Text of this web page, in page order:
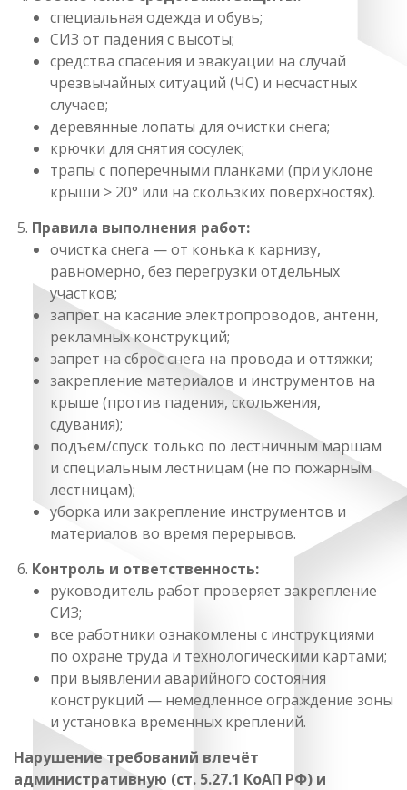
специальная одежда и обувь;
СИЗ от падения с высоты;
средства спасения и эвакуации на случай
чрезвычайных ситуаций (ЧС) и несчастных
случаев;
деревянные лопаты для очистки снега;
крючки для снятия сосулек;
трапы с поперечными планками (при уклоне
крыши > 20° или на скользких поверхностях).
Правила выполнения работ:
очистка снега — от конька к карнизу,
равномерно, без перегрузки отдельных
участков;
запрет на касание электропроводов, антенн,
рекламных конструкций;
запрет на сброс снега на провода и оттяжки;
закрепление материалов и инструментов на
крыше (против падения, скольжения,
сдувания);
подъём/спуск только по лестничным маршам
и специальным лестницам (не по пожарным
лестницам);
уборка или закрепление инструментов и
материалов во время перерывов.
Контроль и ответственность:
руководитель работ проверяет закрепление
СИЗ;
все работники ознакомлены с инструкциями
по охране труда и технологическими картами;
при выявлении аварийного состояния
конструкций — немедленное ограждение зоны
и установка временных креплений.
Нарушение требований влечёт
административную (ст. 5.27.1 КоАП РФ) и